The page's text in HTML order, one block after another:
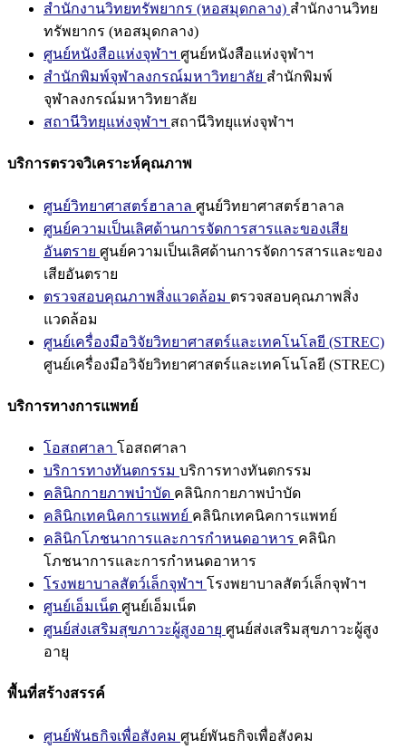
สำนักงานวิทยทรัพยากร (หอสมุดกลาง) สำนักงานวิทย
ทรัพยากร (หอสมุดกลาง)
ศูนย์หนังสือแห่งจุฬาฯ ศูนย์หนังสือแห่งจุฬาฯ
สำนักพิมพ์จุฬาลงกรณ์มหาวิทยาลัย สำนักพิมพ์
จุฬาลงกรณ์มหาวิทยาลัย
สถานีวิทยุแห่งจุฬาฯ สถานีวิทยุแห่งจุฬาฯ
บริการตรวจวิเคราะห์คุณภาพ
ศูนย์วิทยาศาสตร์ฮาลาล ศูนย์วิทยาศาสตร์ฮาลาล
ศูนย์ความเป็นเลิศด้านการจัดการสารและของเสีย
อันตราย ศูนย์ความเป็นเลิศด้านการจัดการสารและของ
เสียอันตราย
ตรวจสอบคุณภาพสิ่งแวดล้อม ตรวจสอบคุณภาพสิ่ง
แวดล้อม
ศูนย์เครื่องมือวิจัยวิทยาศาสตร์และเทคโนโลยี (STREC)
ศูนย์เครื่องมือวิจัยวิทยาศาสตร์และเทคโนโลยี (STREC)
บริการทางการแพทย์
โอสถศาลา โอสถศาลา
บริการทางทันตกรรม บริการทางทันตกรรม
คลินิกกายภาพบำบัด คลินิกกายภาพบำบัด
คลินิกเทคนิคการแพทย์ คลินิกเทคนิคการแพทย์
คลินิกโภชนาการและการกำหนดอาหาร คลินิก
โภชนาการและการกำหนดอาหาร
โรงพยาบาลสัตว์เล็กจุฬาฯ โรงพยาบาลสัตว์เล็กจุฬาฯ
ศูนย์เอ็มเน็ต ศูนย์เอ็มเน็ต
ศูนย์ส่งเสริมสุขภาวะผู้สูงอายุ ศูนย์ส่งเสริมสุขภาวะผู้สูง
อายุ
พื้นที่สร้างสรรค์
ศูนย์พันธกิจเพื่อสังคม ศูนย์พันธกิจเพื่อสังคม